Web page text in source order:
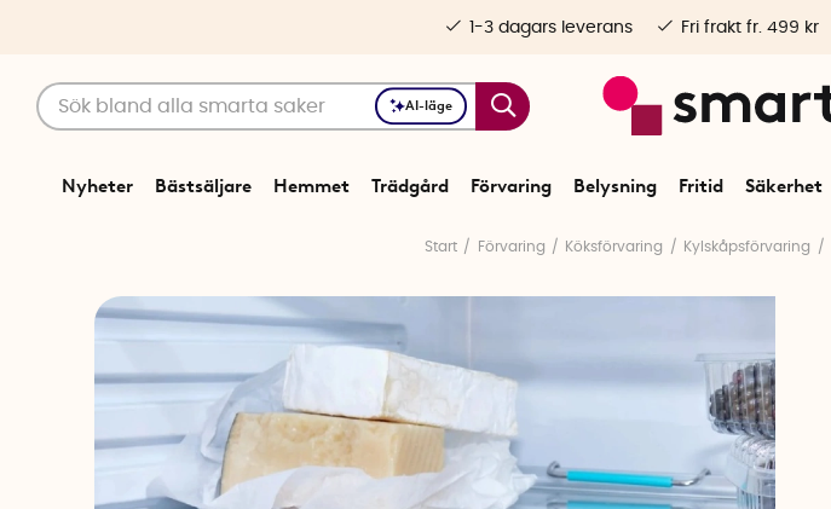
AI-läge
Nyheter Bästsäljare Hemmet Trädgård Förvaring Belysning Fritid Säkerhet
1-3 dagars leverans Fri frakt fr. 499 kr
Start Förvaring Köksförvaring Kylskåpsförvaring